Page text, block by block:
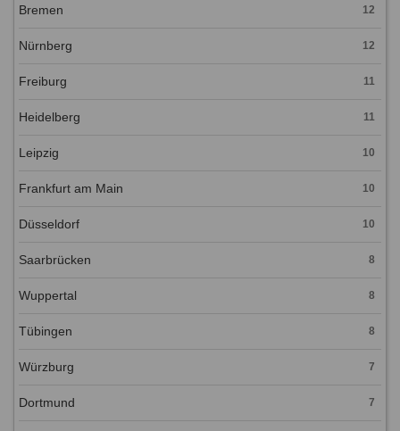
Bremen 12
Nürnberg 12
Freiburg 11
Heidelberg 11
Leipzig 10
Frankfurt am Main 10
Düsseldorf 10
Saarbrücken 8
Wuppertal 8
Tübingen 8
Würzburg 7
Dortmund 7